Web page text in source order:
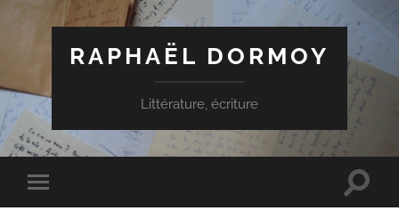
RAPHAËL DORMOY
Littérature, écriture
Toggle
mobile
Toggle